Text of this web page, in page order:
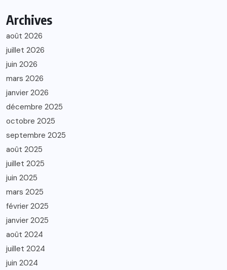
Archives
août 2026
juillet 2026
juin 2026
mars 2026
janvier 2026
décembre 2025
octobre 2025
septembre 2025
août 2025
juillet 2025
juin 2025
mars 2025
février 2025
janvier 2025
août 2024
juillet 2024
juin 2024